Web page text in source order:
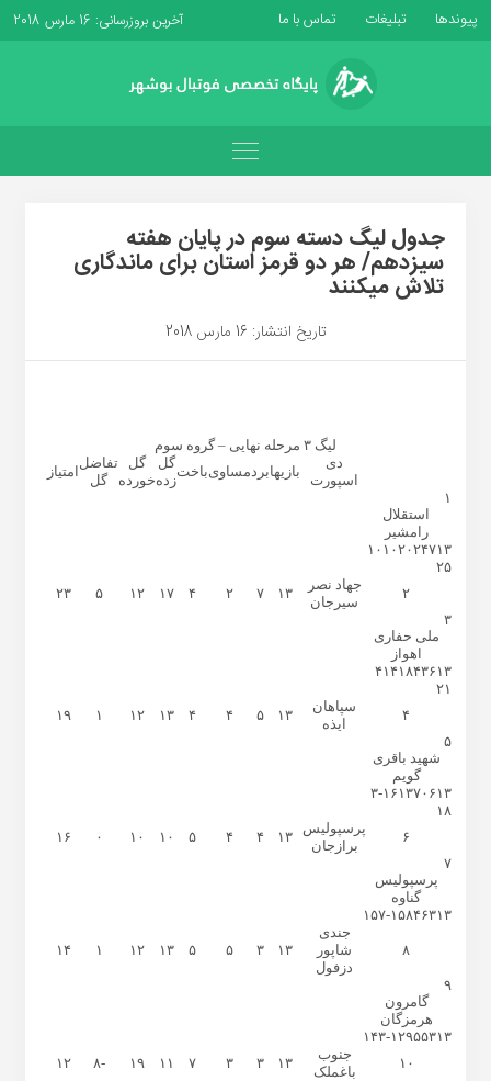
پیوندها تبلیغات تماس با ما آخرین بروزرسانی: 16 مارس 2018
جدول لیگ دسته سوم در پایان هفته
سیزدهم/ هر دو قرمز استان برای ماندگاری
تلاش میکنند
تاریخ انتشار: 16 مارس 2018
لیگ ۳ مرحله نهایی – گروه سوم
دی
اسپورت
بازیهابردمساویباخت
گل
زده
گل
خورده
تفاضل
گل
امتیاز
۱
استقلال
رامشیر
۱۳۷۴۲۲۰۱۰ ۱۰
۲۵
۲
جهاد نصر
سیرجان
۱۳ ۷ ۲ ۴ ۱۷ ۱۲ ۵
۲۳
۳
ملی حفاری
اهواز
۱۳ ۶۳۴۱۸ ۱۴ ۴
۲۱
۴
سپاهان
ایذه
۱۳ ۵ ۴ ۴ ۱۳ ۱۲ ۱
۱۹
۵
شهید باقری
گویم
۱۳ ۶ ۰۷۱۳ ۱۶-۳
۱۸
۶
پرسپولیس
برازجان
۱۳ ۴ ۴ ۵ ۱۰ ۱۰ ۰
۱۶
۷
پرسپولیس
گناوه
۱۳۳۶۴۸۱۵-۷ ۱۵
۸
جندی
شاپور
دزفول
۱۳ ۳ ۵ ۵ ۱۳ ۱۲ ۱ ۱۴
۹
گامرون
هرمزگان
۱۳۳۵۵۹۱۲-۳ ۱۴
۱۰
جنوب
باغملک
۱۳ ۳ ۳ ۷ ۱۱ ۱۹ -۸ ۱۲